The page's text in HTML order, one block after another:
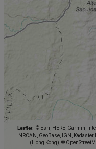
Leaflet
© Esri, HERE, Garmin,
NRCAN, GeoBase, IGN,
(Hong Kong), ©